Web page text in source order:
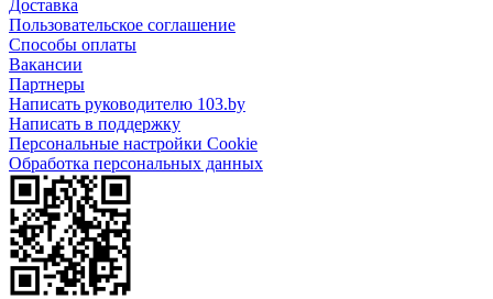
Доставка
Пользовательское соглашение
Способы оплаты
Вакансии
Партнеры
Написать руководителю 103.by
Написать в поддержку
Персональные настройки Cookie
Обработка персональных данных